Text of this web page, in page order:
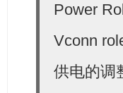
Power
Vconn
供电的调